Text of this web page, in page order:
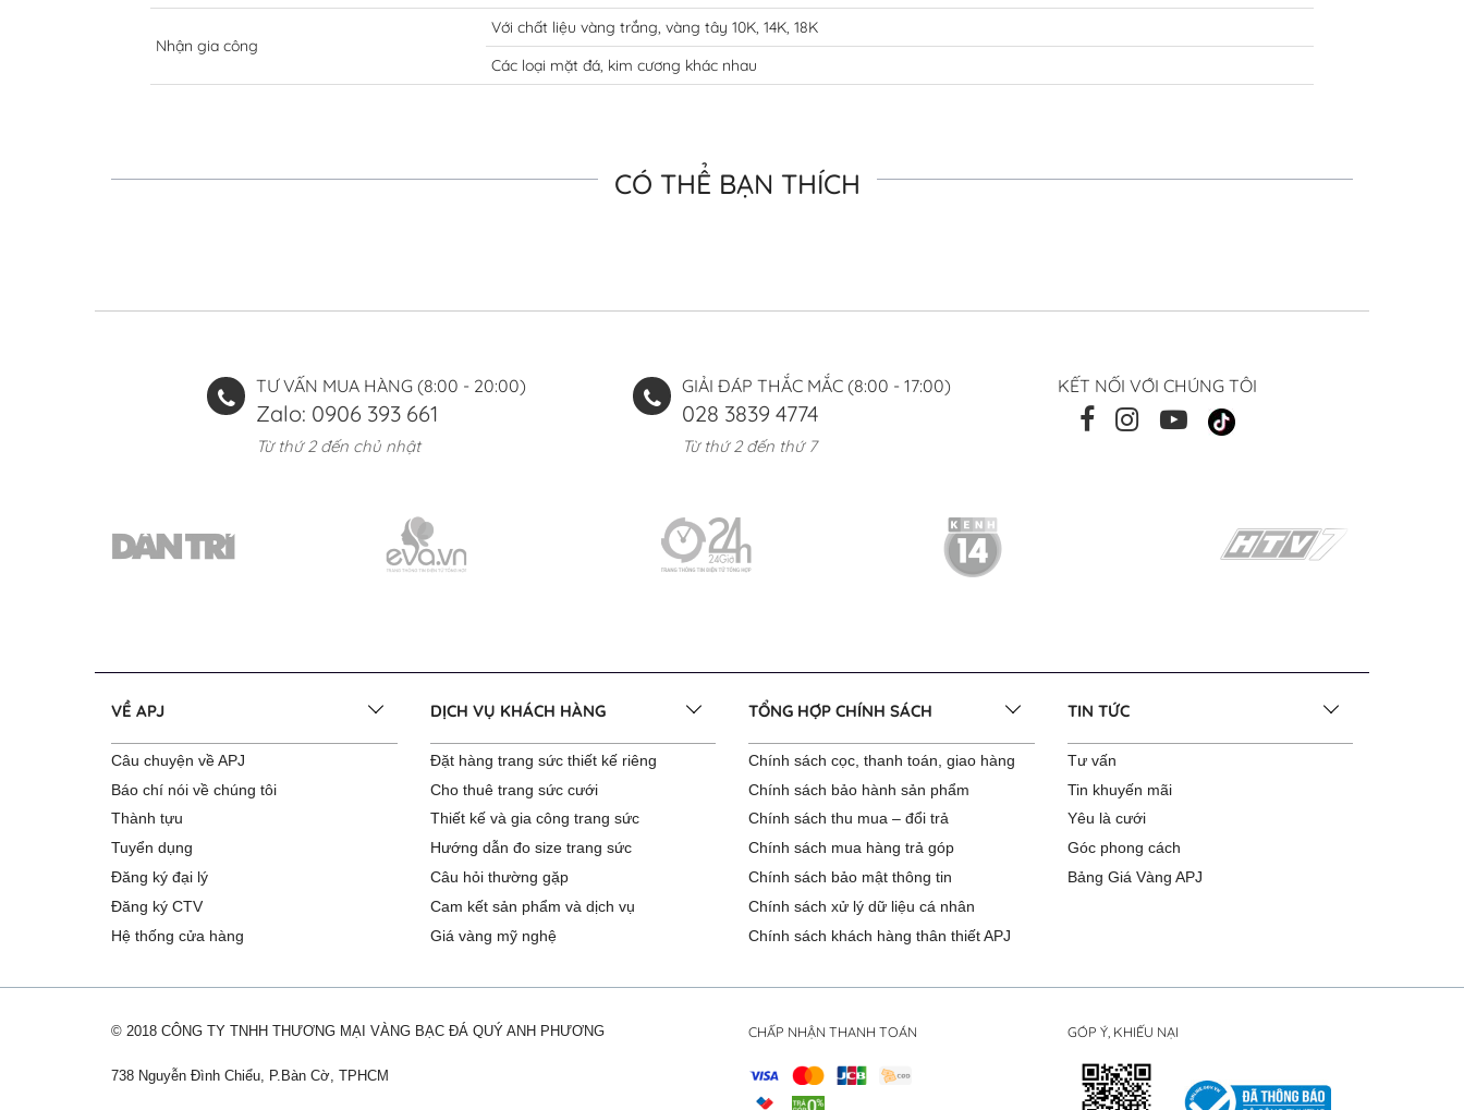
Nhận gia công
Với chất liệu vàng trắng, vàng tây 10K, 14K, 18K
Các loại mặt đá, kim cương khác nhau
CÓ THỂ BẠN THÍCH
TƯ VẤN MUA HÀNG (8:00 - 20:00)
Zalo: 0906 393 661
Từ thứ 2 đến chủ nhật
GIẢI ĐÁP THẮC MẮC (8:00 - 17:00)
028 3839 4774
Từ thứ 2 đến thứ 7
KẾT NỐI VỚI CHÚNG TÔI
VỀ APJ
Câu chuyện về APJ
Báo chí nói về chúng tôi
Thành tựu
Tuyển dụng
Đăng ký đại lý
Đăng ký CTV
Hệ thống cửa hàng
DỊCH VỤ KHÁCH HÀNG
Đặt hàng trang sức thiết kế riêng
Cho thuê trang sức cưới
Thiết kế và gia công trang sức
Hướng dẫn đo size trang sức
Câu hỏi thường gặp
Cam kết sản phẩm và dịch vụ
Giá vàng mỹ nghệ
TỔNG HỢP CHÍNH SÁCH
Chính sách cọc, thanh toán, giao hàng
Chính sách bảo hành sản phẩm
Chính sách thu mua – đổi trả
Chính sách mua hàng trả góp
Chính sách bảo mật thông tin
Chính sách xử lý dữ liệu cá nhân
Chính sách khách hàng thân thiết APJ
TIN TỨC
Tư vấn
Tin khuyến mãi
Yêu là cưới
Góc phong cách
Bảng Giá Vàng APJ
© 2018 CÔNG TY TNHH THƯƠNG MẠI VÀNG BẠC ĐÁ QUÝ ANH PHƯƠNG
738 Nguyễn Đình Chiểu, P.Bàn Cờ, TPHCM
CHẤP NHẬN THANH TOÁN GÓP Ý, KHIẾU NẠI